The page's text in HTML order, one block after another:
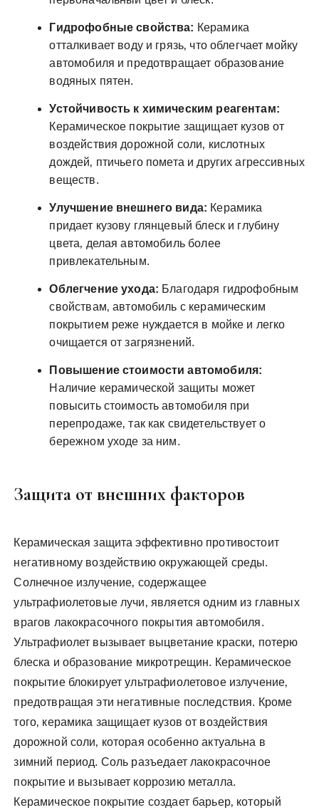
Гидрофобные свойства: Керамика
отталкивает воду и грязь‚ что облегчает мойку
автомобиля и предотвращает образование
водяных пятен.
Устойчивость к химическим реагентам:
Керамическое покрытие защищает кузов от
воздействия дорожной соли‚ кислотных
дождей‚ птичьего помета и других агрессивных
веществ.
Улучшение внешнего вида: Керамика
придает кузову глянцевый блеск и глубину
цвета‚ делая автомобиль более
привлекательным.
Облегчение ухода: Благодаря гидрофобным
свойствам‚ автомобиль с керамическим
покрытием реже нуждается в мойке и легко
очищается от загрязнений.
Повышение стоимости автомобиля:
Наличие керамической защиты может
повысить стоимость автомобиля при
перепродаже‚ так как свидетельствует о
бережном уходе за ним.
Защита от внешних факторов
Керамическая защита эффективно противостоит
негативному воздействию окружающей среды.
Солнечное излучение‚ содержащее
ультрафиолетовые лучи‚ является одним из главных
врагов лакокрасочного покрытия автомобиля.
Ультрафиолет вызывает выцветание краски‚ потерю
блеска и образование микротрещин. Керамическое
покрытие блокирует ультрафиолетовое излучение‚
предотвращая эти негативные последствия. Кроме
того‚ керамика защищает кузов от воздействия
дорожной соли‚ которая особенно актуальна в
зимний период. Соль разъедает лакокрасочное
покрытие и вызывает коррозию металла.
Керамическое покрытие создает барьер‚ который